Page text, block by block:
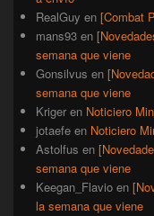
RealGuy en [Combat
mans93 en
semana que viene
Gonsilvus en
semana que viene
Kriger en Noticiero
jotaefe en Noticiero
Astolfus en
semana que viene
Keegan_Flavio en
la semana que viene